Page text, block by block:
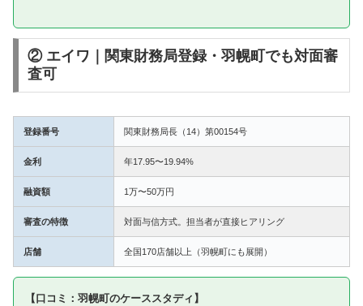
② エイワ｜関東財務局登録・羽幌町でも対面審
査可
登録番号 関東財務局長（14）第00154号
金利 年17.95〜19.94%
融資額 1万〜50万円
審査の特徴 対面与信方式。担当者が直接ヒアリング
店舗 全国170店舗以上（羽幌町にも展開）
【口コミ：羽幌町のケーススタディ】